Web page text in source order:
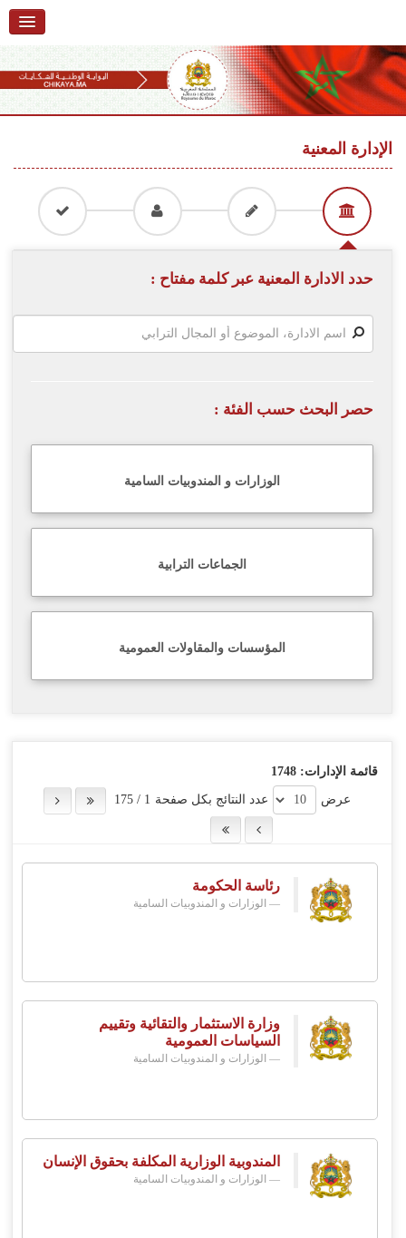
الرئيسية
حول البوابة
تقديم شكاية
تتبع شكاية
تقديم ملاحظة
إحصائيات
اللغة
Français
navigation
content
الإدارة المعنية
حدد الادارة المعنية عبر كلمة مفتاح :
حصر البحث حسب الفئة :
الوزارات و المندوبيات السامية
الجماعات الترابية
المؤسسات والمقاولات العمومية
قائمة الإدارات: 1748
عرض
عدد النتائج بكل صفحة 1
/
175
رئاسة الحكومة
الوزارات و المندوبيات السامية
وزارة الاستثمار والتقائية وتقييم
السياسات العمومية
الوزارات و المندوبيات السامية
المندوبية الوزارية المكلفة بحقوق الإنسان
الوزارات و المندوبيات السامية